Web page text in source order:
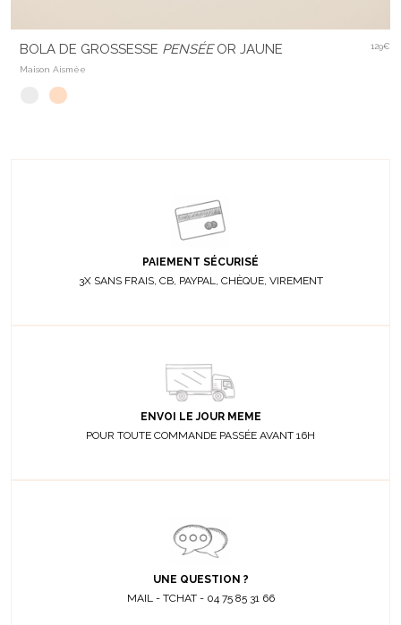
BOLA DE GROSSESSE PENSÉEOR JAUNE
Maison Aismée
129€
PAIEMENT SÉCURISÉ
3X SANS FRAIS, CB, PAYPAL, CHÈQUE, VIREMENT
ENVOI LE JOUR MEME
POUR TOUTE COMMANDE PASSÉE AVANT 16H
UNE QUESTION ?
MAIL - TCHAT - 04 75 85 31 66